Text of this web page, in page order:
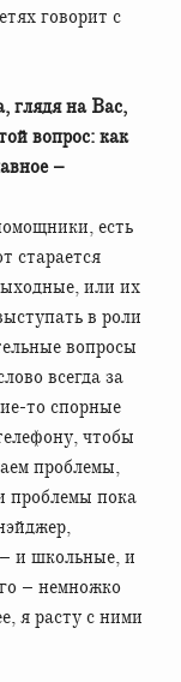
говорит с
глядя на Вас,
вопрос: как
–
есть
старается
или их
в роли
вопросы
всегда за
то спорные
чтобы
проблемы,
проблемы пока
и школьные, и
– немножко
я расту с ними